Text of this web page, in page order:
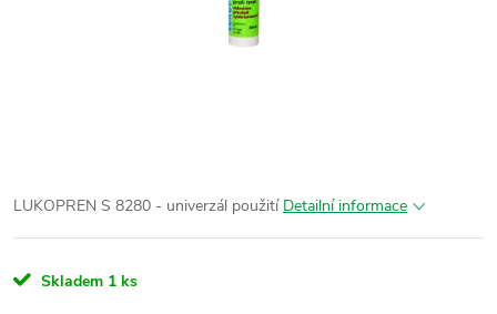
LUKOPREN S 8280 - univerzál použití Detailní informace
Skladem 1 ks